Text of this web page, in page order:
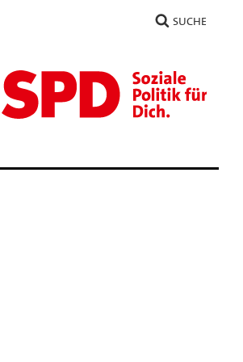
SUCHE